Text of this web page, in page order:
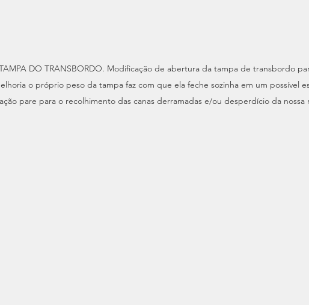
DO TRANSBORDO. Modificação de abertura da tampa de transbordo
o próprio peso da tampa faz com que ela feche sozinha em um possível
pare para o recolhimento das canas derramadas e/ou desperdício da nossa